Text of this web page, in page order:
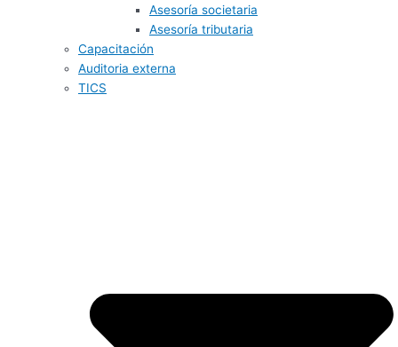
Asesoría societaria
Asesoría tributaria
Capacitación
Auditoria externa
TICS